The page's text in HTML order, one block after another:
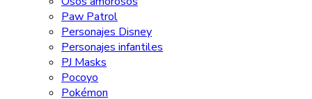
Paw Patrol
Personajes Disney
Personajes infantiles
PJ Masks
Pocoyo
Pokémon